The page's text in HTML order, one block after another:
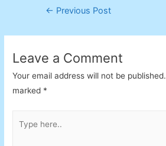
Post
← Previous Post
Leave a Comment
Your email address will not be published.
marked *
here..